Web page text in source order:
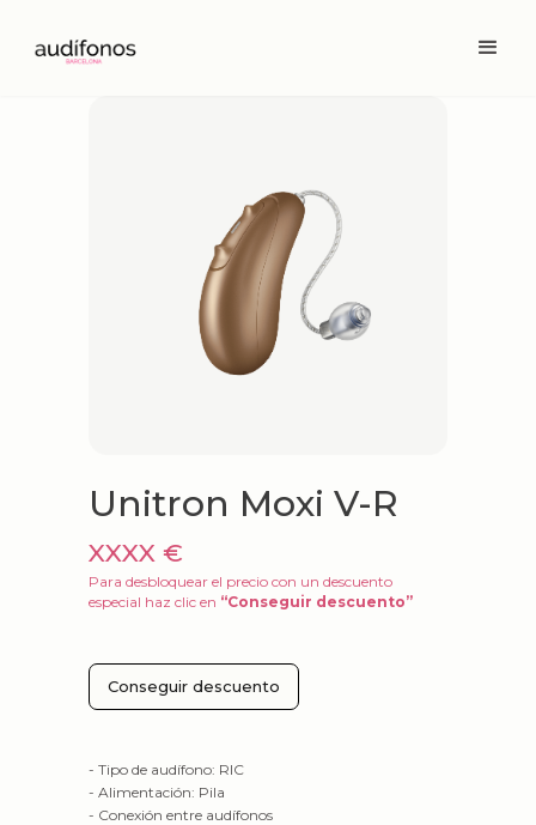
Unitron Moxi V-R
XXXX €
Para desbloquear el precio con un descuento
especial haz clic en “Conseguir descuento”
Conseguir descuento
- Tipo de audífono: RIC
- Alimentación: Pila
- Conexión entre audífonos